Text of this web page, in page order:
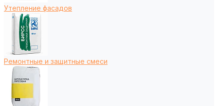
Утепление фасадов
Ремонтные и защитные смеси